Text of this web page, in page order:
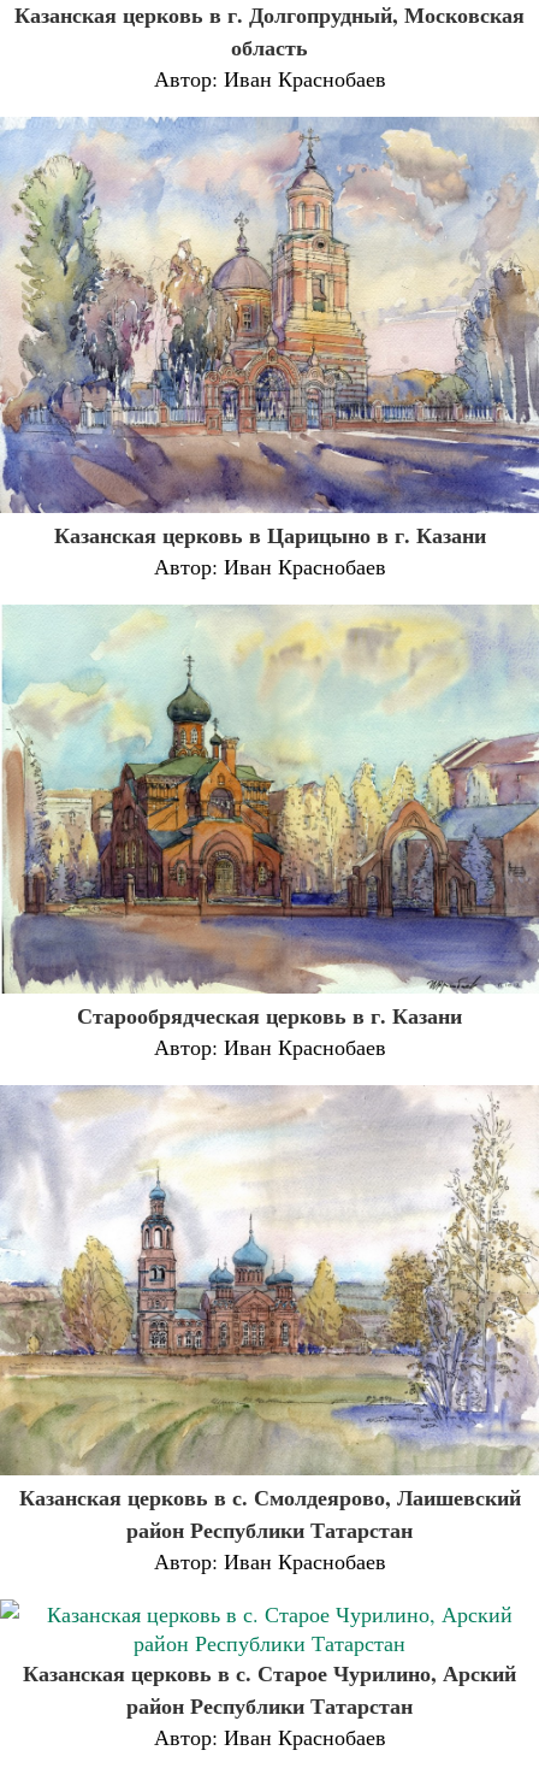
Казанская церковь в г. Долгопрудный, Московская
область
Автор: Иван Краснобаев
Казанская церковь в Царицыно в г. Казани
Автор: Иван Краснобаев
Старообрядческая церковь в г. Казани
Автор: Иван Краснобаев
Казанская церковь в с. Смолдеярово, Лаишевский
район Республики Татарстан
Автор: Иван Краснобаев
Казанская церковь в с. Старое Чурилино, Арский
район Республики Татарстан
Автор: Иван Краснобаев